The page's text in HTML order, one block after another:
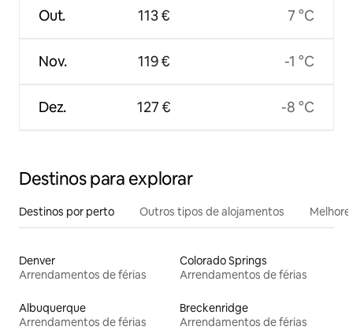
Out.
Nov.
Dez.
113 €
119 €
127 €
7 °C
-1 °C
-8 °C
Destinos para explorar
Destinos por perto Outros tipos de alojamentos
Denver
Arrendamentos de férias
Colorado Springs
Arrendamentos de férias
Albuquerque
Arrendamentos de férias
Breckenridge
Arrendamentos de férias